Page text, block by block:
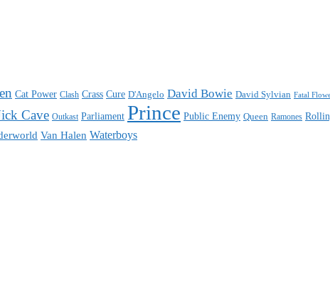
Cat Power Clash Crass Cure D'Angelo David Bowie David Sylvian Fatal
Cave Outkast Parliament Prince Public Enemy Queen Ramones
Van Halen Waterboys